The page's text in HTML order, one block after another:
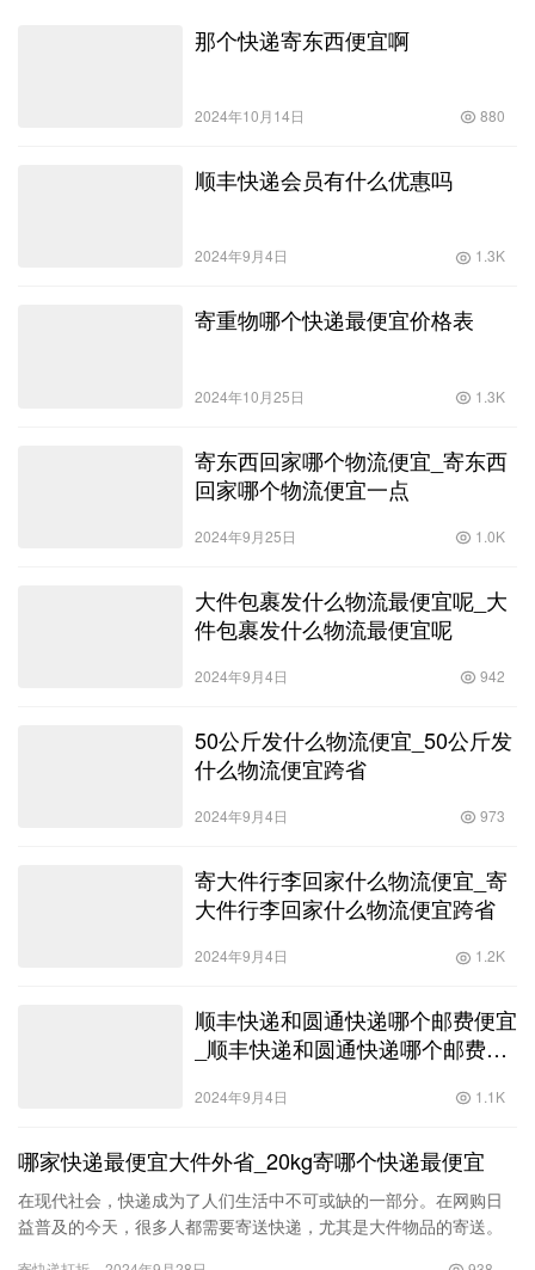
那个快递寄东西便宜啊
2024年10月14日 880
顺丰快递会员有什么优惠吗
2024年9月4日 1.3K
寄重物哪个快递最便宜价格表
2024年10月25日 1.3K
寄东西回家哪个物流便宜_寄东西
回家哪个物流便宜一点
2024年9月25日 1.0K
大件包裹发什么物流最便宜呢_大
件包裹发什么物流最便宜呢
2024年9月4日 942
50公斤发什么物流便宜_50公斤发
什么物流便宜跨省
2024年9月4日 973
寄大件行李回家什么物流便宜_寄
大件行李回家什么物流便宜跨省
2024年9月4日 1.2K
顺丰快递和圆通快递哪个邮费便宜
_顺丰快递和圆通快递哪个邮费便
2024年9月4日 1.1K
哪家快递最便宜大件外省_20kg寄哪个快递最便宜
在现代社会，快递成为了人们生活中不可或缺的一部分。在网购日
益普及的今天，很多人都需要寄送快递，尤其是大件物品的寄送。